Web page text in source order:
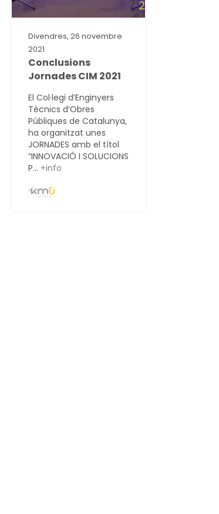
Divendres, 26 novembre
2021
Conclusions
Jornades CIM 2021
El Col·legi d’Enginyers
Tècnics d’Obres
Públiques de Catalunya,
ha organitzat unes
JORNADES amb el títol
“INNOVACIÓ I SOLUCIONS
P... +info